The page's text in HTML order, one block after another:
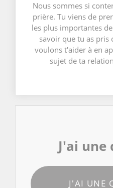
Nous sommes si
prière. Tu viens de
les plus importantes
savoir que tu as pris
voulons t'aider à en
sujet de ta
J'ai une
J'AI UNE